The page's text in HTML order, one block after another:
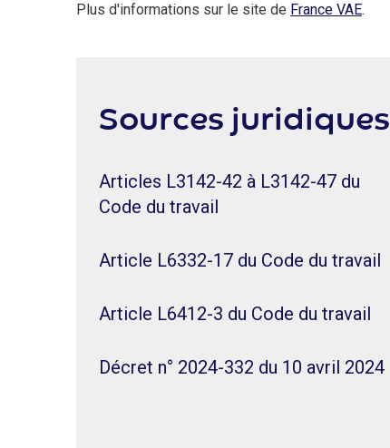
Plus d'informations sur le site de France VAE.
Sources juridiques
Articles L3142-42 à L3142-47 du
Code du travail
Article L6332-17 du Code du travail
Article L6412-3 du Code du travail
Décret n° 2024-332 du 10 avril 2024